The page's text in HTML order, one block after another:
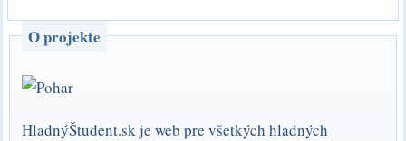
O projekte
HladnýŠtudent.sk je web pre všetkých hladných